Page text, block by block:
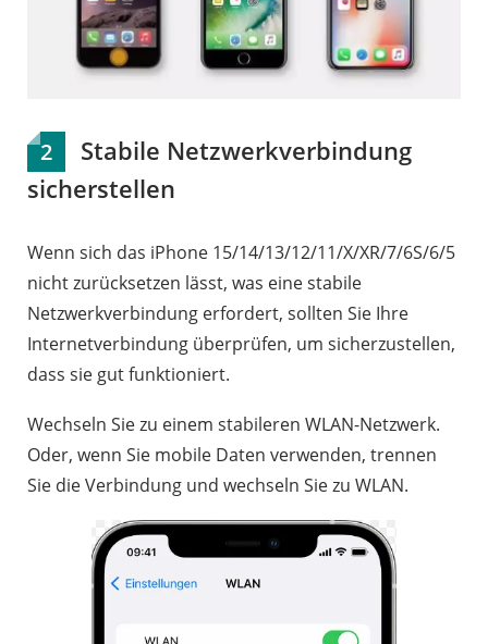
2
Stabile Netzwerkverbindung
sicherstellen
Wenn sich das iPhone 15/14/13/12/11/X/XR/7/6S/6/5
nicht zurücksetzen lässt, was eine stabile
Netzwerkverbindung erfordert, sollten Sie Ihre
Internetverbindung überprüfen, um sicherzustellen,
dass sie gut funktioniert.
Wechseln Sie zu einem stabileren WLAN-Netzwerk.
Oder, wenn Sie mobile Daten verwenden, trennen
Sie die Verbindung und wechseln Sie zu WLAN.